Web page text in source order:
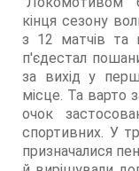
кінця сезону
з 12 матчів та
п'єдестал
за вихід у
місце. Та варто
очок
спортивних. У
призначалися